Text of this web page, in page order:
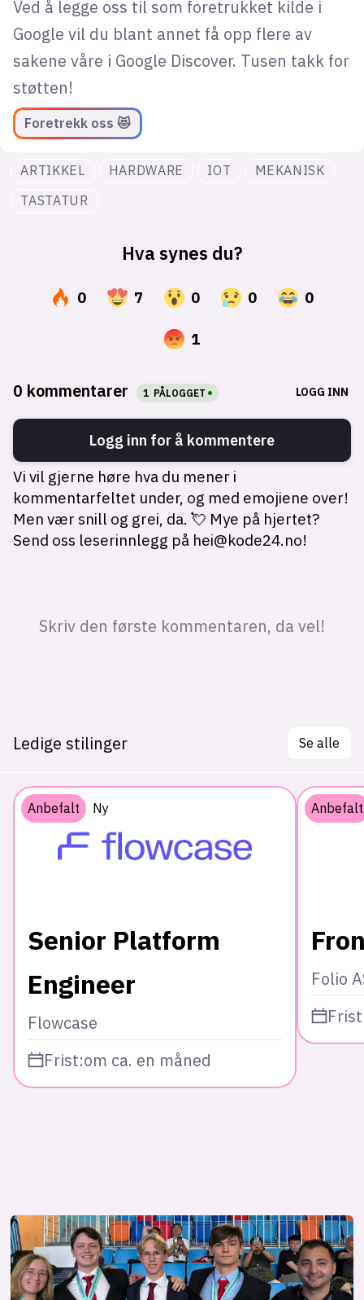
Ved å legge oss til som foretrukket kilde i
Google vil du blant annet få opp flere av
sakene våre i Google Discover. Tusen takk for
støtten!
Foretrekk oss 😻
ARTIKKEL HARDWARE IOT
MEKANISK
TASTATUR
Ledige stilinger Se alle
Anbefalt Ny
Senior Platform
Engineer
Flowcase
Frist:om ca. en måned
Anbefalt
Folio